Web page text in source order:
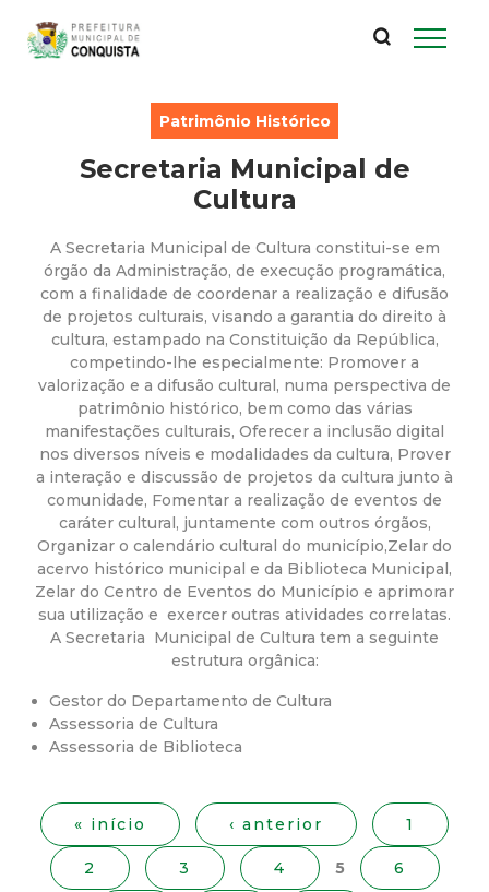
conteúdo
principal
P
e
i
t
u
r
a
M
u
n
i
c
i
p
Patrimônio Histórico
Secretaria Municipal de
Cultura
A Secretaria Municipal de Cultura constitui-se em
órgão da Administração, de execução programática,
com a finalidade de coordenar a realização e difusão
de projetos culturais, visando a garantia do direito à
cultura, estampado na Constituição da República,
competindo-lhe especialmente: Promover a
valorização e a difusão cultural, numa perspectiva de
patrimônio histórico, bem como das várias
manifestações culturais, Oferecer a inclusão digital
nos diversos níveis e modalidades da cultura, Prover
a interação e discussão de projetos da cultura junto à
comunidade, Fomentar a realização de eventos de
caráter cultural, juntamente com outros órgãos,
Organizar o calendário cultural do município,Zelar do
acervo histórico municipal e da Biblioteca Municipal,
Zelar do Centro de Eventos do Município e aprimorar
sua utilização e exercer outras atividades correlatas.
A Secretaria Municipal de Cultura tem a seguinte
estrutura orgânica:
Gestor do Departamento de Cultura
Assessoria de Cultura
Assessoria de Biblioteca
á
g
« início ‹ anterior 1
2 3 4 5 6